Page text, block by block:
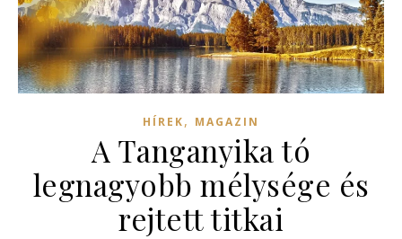
HÍREK, MAGAZIN
A Tanganyika tó
legnagyobb mélysége és
rejtett titkai